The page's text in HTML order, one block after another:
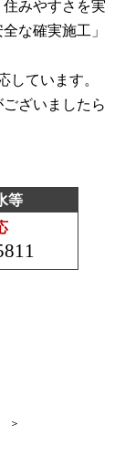
みやすさを実
な確実施工」
しています。
ざいましたら
等
＞